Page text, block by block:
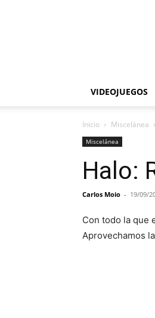
VIDEOJUEGOS
Inicio Miscelánea
Miscelánea
Halo:
Carlos Moio - 19/09/
Con todo la que
Aprovechamos